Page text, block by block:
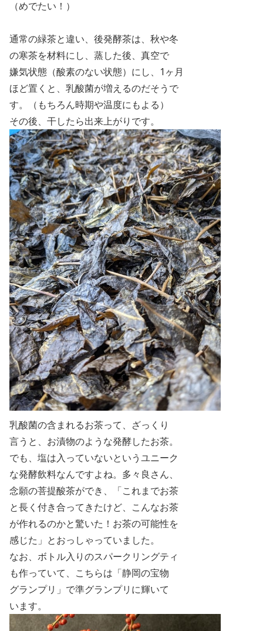
（めでたい！）
通常の緑茶と違い、後発酵茶は、秋や冬
の寒茶を材料にし、蒸した後、真空で
嫌気状態（酸素のない状態）にし、 1ヶ月
ほど置くと、乳酸菌が増えるのだそうで
す。（もちろん時期や温度にもよる）
その後、 干したら出来上がりです。
乳酸菌の含まれるお茶って、ざっくり
言うと、お漬物のような発酵したお茶。
でも、塩は入っていないというユニーク
な発酵飲料なんですよね。多々良さん、
念願の菩提酸茶ができ、
「これまでお茶
と長く付き合ってきたけど、こんなお茶
が作れるのかと驚いた！お茶の可能性を
感じた」とおっしゃっていました。
なお、ボトル入りのスパークリングティ
も作っていて、 こちらは「静岡の宝物
グランプリ」で準グランプリに輝いて
います。